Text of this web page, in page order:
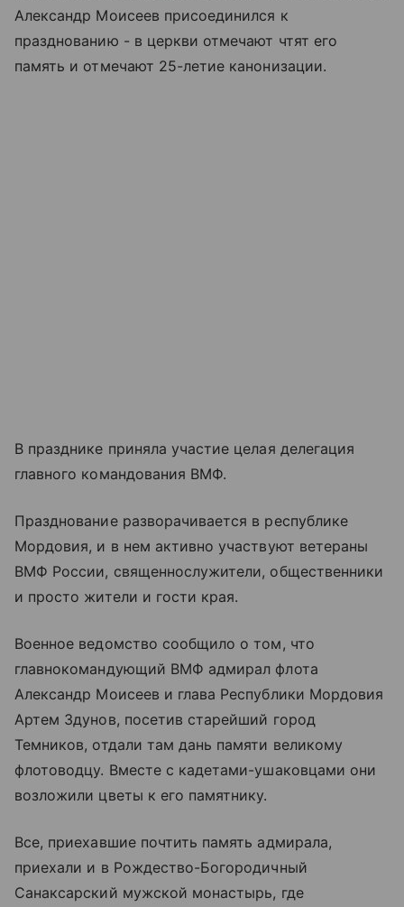
Александр Моисеев присоединился к
празднованию - в церкви отмечают чтят его
память и отмечают 25-летие канонизации.
В празднике приняла участие целая делегация
главного командования ВМФ.
Празднование разворачивается в республике
Мордовия, и в нем активно участвуют ветераны
ВМФ России, священнослужители, общественники
и просто жители и гости края.
Военное ведомство сообщило о том, что
главнокомандующий ВМФ адмирал флота
Александр Моисеев и глава Республики Мордовия
Артем Здунов, посетив старейший город
Темников, отдали там дань памяти великому
флотоводцу. Вместе с кадетами-ушаковцами они
возложили цветы к его памятнику.
Все, приехавшие почтить память адмирала,
приехали и в Рождество-Богородичный
Санаксарский мужской монастырь, где